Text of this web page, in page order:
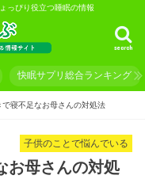
っぴり役立つ睡眠の情報
search
快眠サプリ総合ランキング
寝不足なお母さんの対処法
子供のことで悩んでいる
お母さんの対処